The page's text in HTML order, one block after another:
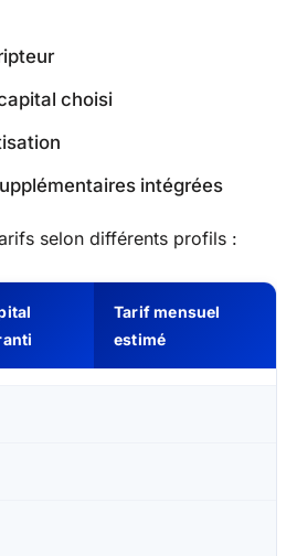
choisi
intégrées
selon différents profils :
Tarif mensuel
estimé